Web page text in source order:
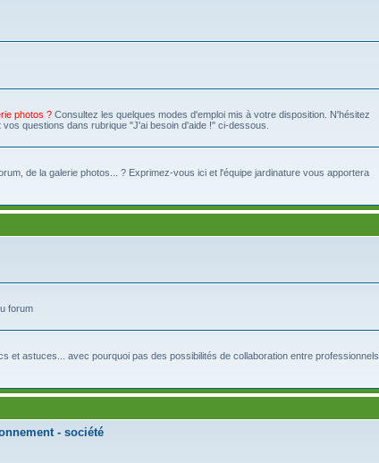
photos ? Consultez les quelques modes d'emploi mis à votre disposition. N'hésitez
questions dans rubrique "J'ai besoin d'aide !" ci-dessous.
de la galerie photos... ? Exprimez-vous ici et l'équipe jardinature vous apportera
forum
et astuces... avec pourquoi pas des possibilités de collaboration entre professionnels
- société